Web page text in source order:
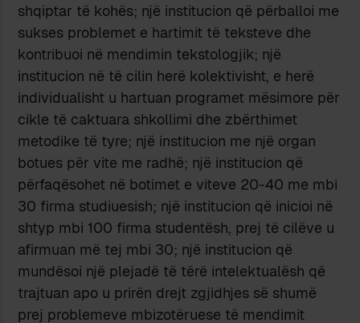
shqiptar të kohës; një institucion që përballoi me
sukses problemet e hartimit të teksteve dhe
kontribuoi në mendimin tekstologjik; një
institucion në të cilin herë kolektivisht, e herë
individualisht u hartuan programet mësimore për
cikle të caktuara shkollimi dhe zbërthimet
metodike të tyre; një institucion me një organ
botues për vite me radhë; një institucion që
përfaqësohet në botimet e viteve 20-40 me mbi
30 firma studiuesish; një institucion që inicioi në
shtyp mbi 100 firma studentësh, prej të cilëve u
afirmuan më tej mbi 30; një institucion që
mundësoi një plejadë të tërë intelektualësh që
trajtuan apo u prirën drejt zgjidhjes së shumë
prej problemeve mbizotëruese të mendimit